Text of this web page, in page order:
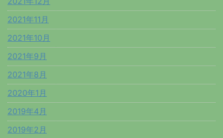
2021年11月
2021年10月
2021年9月
2021年8月
2020年1月
2019年4月
2019年2月